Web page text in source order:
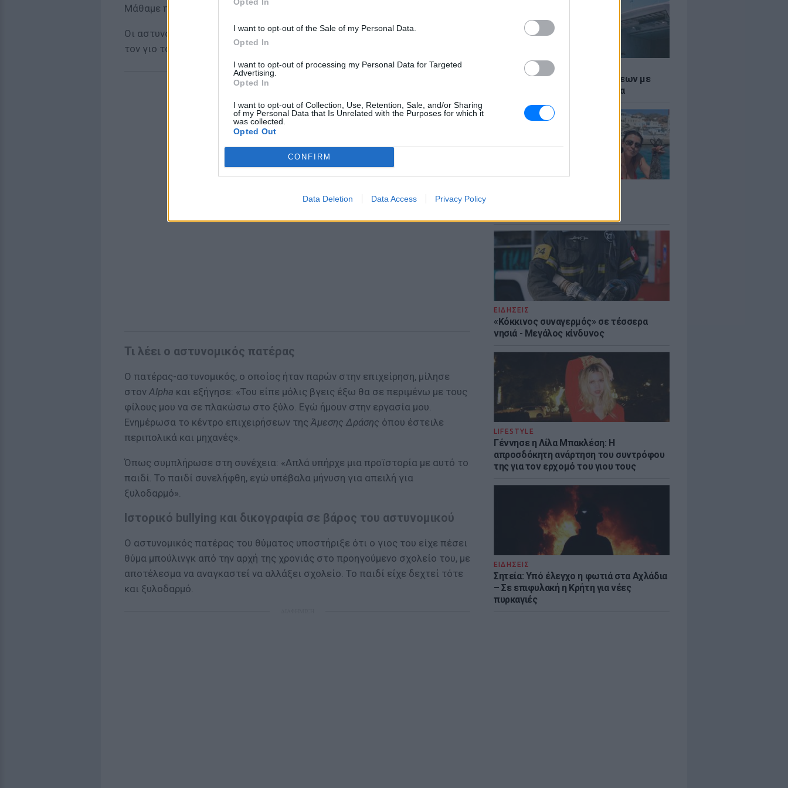
I want to opt-out of the Sale of my Personal Data.
Opted In
I want to opt-out of processing my Personal Data for Targeted
Advertising.
Opted In
I want to opt-out of Collection, Use, Retention, Sale, and/or Sharing
of my Personal Data that Is Unrelated with the Purposes for which it
was collected.
Opted Out
CONFIRM
Data Deletion Data Access Privacy Policy
ΕΙΔΗΣΕΙΣ
Αύγουστος: Ρεκόρ Αναχωρήσεων με
56.000 Ταξιδιώτες στα Λιμάνια
ΕΙΔΗΣΕΙΣ
«Κόκκινος συναγερμός» σε τέσσερα
νησιά - Μεγάλος κίνδυνος
LIFESTYLE
Γέννησε η Λίλα Μπακλέση: Η
απροσδόκητη ανάρτηση του συντρόφου
της για τον ερχομό του γιου τους
ΕΙΔΗΣΕΙΣ
Σητεία: Υπό έλεγχο η φωτιά στα Αχλάδια
– Σε επιφυλακή η Κρήτη για νέες
πυρκαγιές
Μάθαμε πως το παιδάκι μεταφέρθηκε στο Αστυνομικό τμήμα», πρόσθεσε.
Οι αστυνομικοί συνέλαβαν έναν12χρονομε την κατηγορία ότι απείλησε
τον γιο του αστυνομικού.
ΔΙΑΦΗΜΙΣΗ
Τι λέει ο αστυνομικός πατέρας
Ο πατέρας-αστυνομικός, ο οποίος ήταν παρών στην επιχείρηση, μίλησε
στον Alpha και εξήγησε: «Του είπε μόλις βγεις έξω θα σε περιμένω με τους
φίλους μου να σε πλακώσω στο ξύλο. Εγώ ήμουν στην εργασία μου.
Ενημέρωσα το κέντρο επιχειρήσεων της Άμεσης Δράσης όπου έστειλε
περιπολικά και μηχανές».
Όπως συμπλήρωσε στη συνέχεια: «Απλά υπήρχε μια προϊστορία με αυτό το
παιδί. Το παιδί συνελήφθη, εγώ υπέβαλα μήνυση για απειλή για
ξυλοδαρμό».
Ιστορικό bullying και δικογραφία σε βάρος του αστυνομικού
Ο αστυνομικός πατέρας του θύματος υποστήριξε ότι ο γιος του είχε πέσει
θύμα μπούλινγκ από την αρχή της χρονιάς στο προηγούμενο σχολείο του, με
αποτέλεσμα να αναγκαστεί να αλλάξει σχολείο. Το παιδί είχε δεχτεί τότε
και ξυλοδαρμό.